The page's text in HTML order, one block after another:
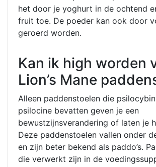
het door je yoghurt in de ochtend
fruit toe. De poeder kan ook door
geroerd worden.
Kan ik high worden
Lion’s Mane
Alleen paddenstoelen die
psilocine bevatten geven je een
bewustzijnsverandering of laten je
Deze paddenstoelen vallen onder
en zijn beter bekend als paddo’s.
die verwerkt zijn in de